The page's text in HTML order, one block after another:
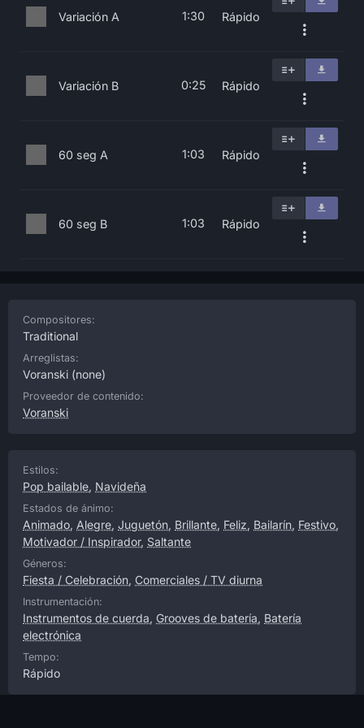
Variación A 1:30 Rápido
Variación B 0:25 Rápido
60 seg A 1:03 Rápido
60 seg B 1:03 Rápido
Compositores:
Traditional
Arreglistas:
Voranski (none)
Proveedor de contenido:
Voranski
Estilos:
Pop bailable, Navideña
Estados de ánimo:
Animado, Alegre, Juguetón, Brillante, Feliz, Bailarín, Festivo,
Motivador / Inspirador, Saltante
Géneros:
Fiesta / Celebración, Comerciales / TV diurna
Instrumentación:
Instrumentos de cuerda, Grooves de batería, Batería
electrónica
Tempo:
Rápido